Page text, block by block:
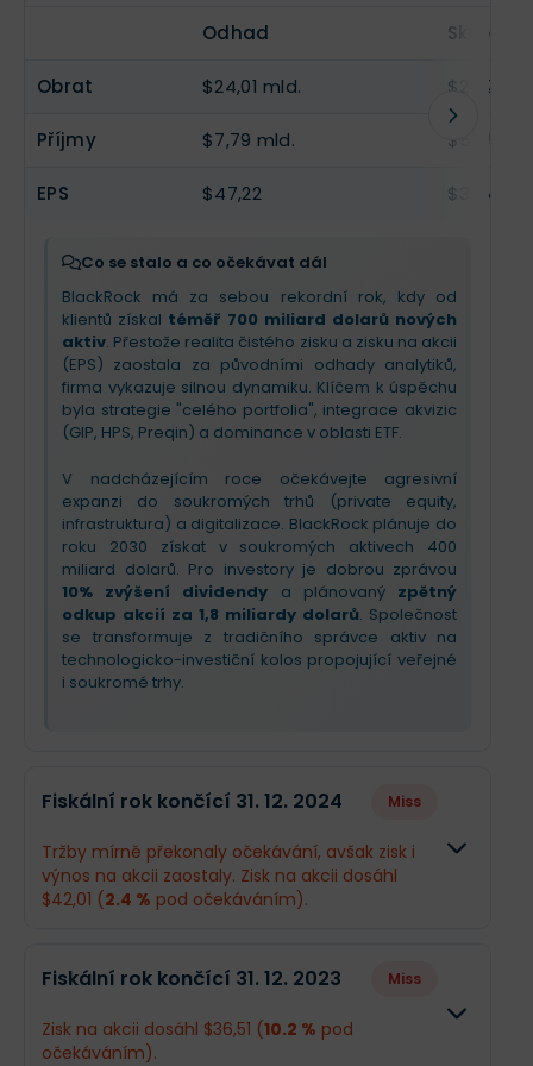
. V roce 2026 očekávejte agresivní
a penzijní plány. BlackRock plánuje
zvýšit
dividendu o 10 %a zpětně odkoupit akcie za 1,8
miliardy USD, což signalizuje silnou důvěru ve
budoucí růst marží a technologií Aladdin.
zaostal za očekáváním kvůli jednorázovým
masivní expanzi.
Strategické pohlcení společností GIP a HPS z
soukromého úvěrování. Pro nadcházející kvartál,
který je historicky nejsilnější, očekávejte další růst
Investoři by se měli zaměřit naambiciózní plány
v tokenizaci aktiv
kapitálu do penzijních plánů, což otevírá zcela
nové trhy. Firma je v nejlepší kondici za poslední
roky.
Odhad
Obrat $24,01 mld. $24,22
Příjmy $7,79 mld. $5,55
EPS $47,22 $35,42
Co se stalo a co očekávat dál
BlackRock má za sebou rekordní rok, kdy od
klientů získal téměř 700 miliard dolarů nových
aktiv. Přestože realita čistého zisku a zisku na akcii
(EPS) zaostala za původními odhady analytiků,
firma vykazuje silnou dynamiku. Klíčem k úspěchu
byla strategie "celého portfolia", integrace akvizic
(GIP, HPS, Preqin) a dominance v oblasti ETF.
V nadcházejícím roce očekávejte agresivní
expanzi do soukromých trhů (private equity,
infrastruktura) a digitalizace. BlackRock plánuje do
roku 2030 získat v soukromých aktivech 400
miliard dolarů. Pro investory je dobrou zprávou
10% zvýšení dividendy a plánovaný zpětný
odkup akcií za 1,8 miliardy dolarů. Společnost
se transformuje z tradičního správce aktiv na
technologicko-investiční kolos propojující veřejné
i soukromé trhy.
Fiskální rok končící 31. 12. 2024 Miss
Tržby mírně překonaly očekávání, avšak zisk i
výnos na akcii zaostaly. Zisk na akcii dosáhl
$42,01 (2.4 % pod očekáváním).
$20,41
Příjmy
Fiskální rok končící 31. 12. 2023 Miss
Zisk na akcii dosáhl $36,51 (10.2 % pod
očekáváním).